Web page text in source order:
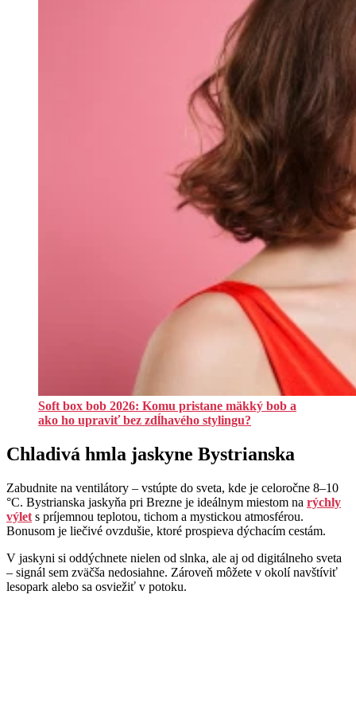
Soft box bob 2026: Komu pristane mäkký bob a
ako ho upraviť bez zdĺhavého stylingu?
Chladivá hmla jaskyne Bystrianska
Zabudnite na ventilátory – vstúpte do sveta, kde je celoročne 8–10
°C. Bystrianska jaskyňa pri Brezne je ideálnym miestom na rýchly
výlet s príjemnou teplotou, tichom a mystickou atmosférou.
Bonusom je liečivé ovzdušie, ktoré prospieva dýchacím cestám.
V jaskyni si oddýchnete nielen od slnka, ale aj od digitálneho sveta
– signál sem zväčša nedosiahne. Zároveň môžete v okolí navštíviť
lesopark alebo sa osviežiť v potoku.